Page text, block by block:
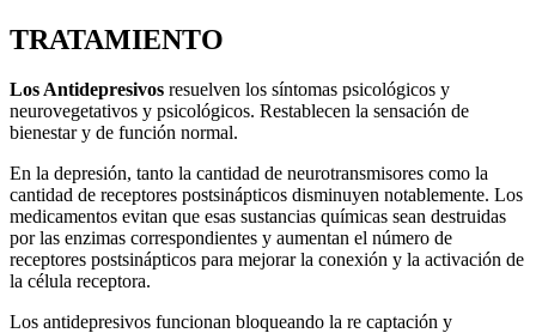
TRATAMIENTO
Los Antidepresivos resuelven los síntomas psicológicos y
neurovegetativos y psicológicos. Restablecen la sensación de
bienestar y de función normal.
En la depresión, tanto la cantidad de neurotransmisores como la
cantidad de receptores postsinápticos disminuyen notablemente. Los
medicamentos evitan que esas sustancias químicas sean destruidas
por las enzimas correspondientes y aumentan el número de
receptores postsinápticos para mejorar la conexión y la activación de
la célula receptora.
Los antidepresivos funcionan bloqueando la re captación y